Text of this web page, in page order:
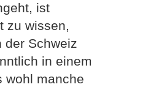
ist
zu wissen,
der Schweiz
in einem
wohl manche